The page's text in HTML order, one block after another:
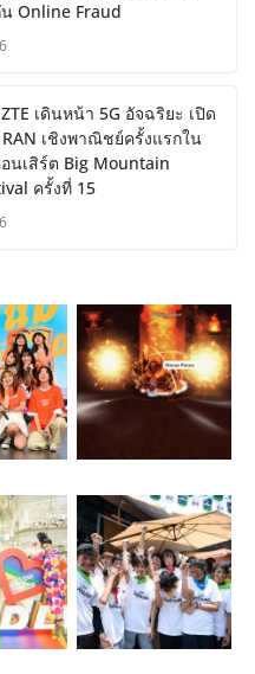
Online Fraud
เดินหน้า 5G อัจฉริยะ เปิด
เชิงพาณิชย์ครั้งแรกใน
นเสิร์ต Big Mountain
ครั้งที่ 15